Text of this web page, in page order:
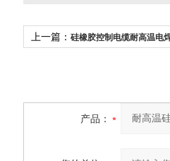
上一篇： 硅橡胶控制电缆耐高温电
产品：